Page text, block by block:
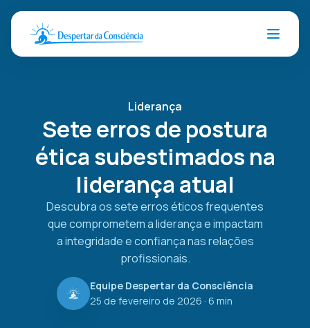
Liderança
Sete erros de postura
ética subestimados na
liderança atual
Descubra os sete erros éticos frequentes
que comprometem a liderança e impactam
a integridade e confiança nas relações
profissionais.
Equipe Despertar da Consciência
25 de fevereiro de 2026 · 6 min